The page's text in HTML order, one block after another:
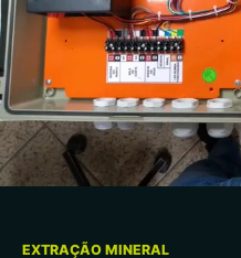
EXTRAÇÃO MINERAL